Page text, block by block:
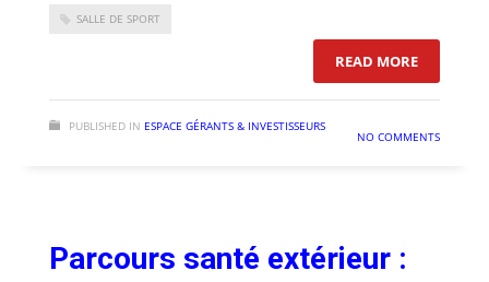
SALLE DE SPORT
READ MORE: OUVRIR
PUBLISHED IN ESPACE GÉRANTS & INVESTISSEURS
NO COMMENTS
Parcours santé extérieur :